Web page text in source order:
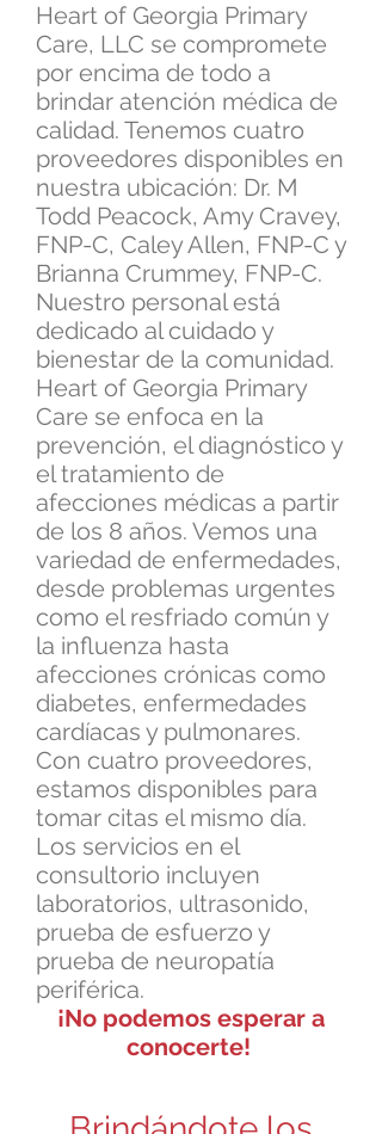
Heart of Georgia Primary
Care, LLC se compromete
por encima de todo a
brindar atención médica de
calidad. Tenemos cuatro
proveedores disponibles en
nuestra ubicación: Dr. M
Todd Peacock, Amy Cravey,
FNP-C, Caley Allen, FNP-C y
Brianna Crummey, FNP-C.
Nuestro personal está
dedicado al cuidado y
bienestar de la comunidad.
Heart of Georgia Primary
Care se enfoca en la
prevención, el diagnóstico y
el tratamiento de
afecciones médicas a partir
de los 8 años. Vemos una
variedad de enfermedades,
desde problemas urgentes
como el resfriado común y
la influenza hasta
afecciones crónicas como
diabetes, enfermedades
cardíacas y pulmonares.
Con cuatro proveedores,
estamos disponibles para
tomar citas el mismo día.
Los servicios en el
consultorio incluyen
laboratorios, ultrasonido,
prueba de esfuerzo y
prueba de neuropatía
periférica.
¡No podemos esperar a
conocerte!